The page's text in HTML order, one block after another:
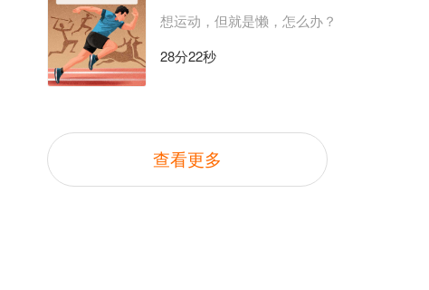
想运动，但就是懒，怎么办？
28分22秒
查看更多